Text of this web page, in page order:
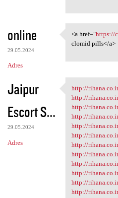
online
29.05.2024
Adres
<a
<a href="https://
clomid pills</a>
Jaipur
Escort S...
29.05.2024
Adres
http://
http://
http://
http://
http://
http://
http://
http://
http://
http://
http://
http://
http://